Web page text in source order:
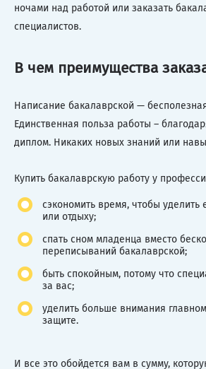
ночами над работой или заказать
специалистов.
В чем преимущества
Написание бакалаврской —
Единственная польза работы –
диплом. Никаких новых знаний или
Купить бакалаврскую работу у
сэкономить время, чтобы уделить
или отдыху;
спать сном младенца вместо
переписываний бакалаврской;
быть спокойным, потому что
за вас;
уделить больше внимания
защите.
И все это обойдется вам в сумму,